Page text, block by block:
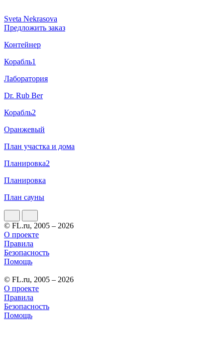
Sveta Nekrasova
Предложить заказ
Контейнер
Корабль1
Лаборатория
Dr. Rub Ber
Корабль2
Оранжевый
План участка и дома
Планировка2
Планировка
План сауны
© FL.ru, 2005 – 2026
О проекте
Правила
Безопасность
Помощь
© FL.ru, 2005 – 2026
О проекте
Правила
Безопасность
Помощь